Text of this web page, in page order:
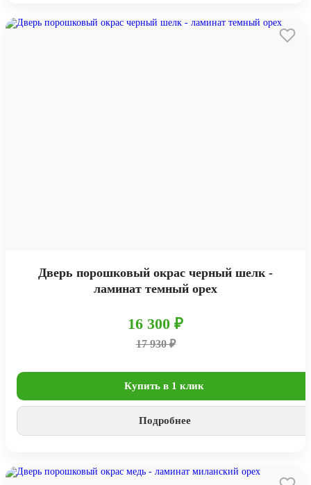
Дверь порошковый окрас черный шелк -
ламинат темный орех
16 300 ₽
17 930 ₽
Купить в 1 клик
Подробнее